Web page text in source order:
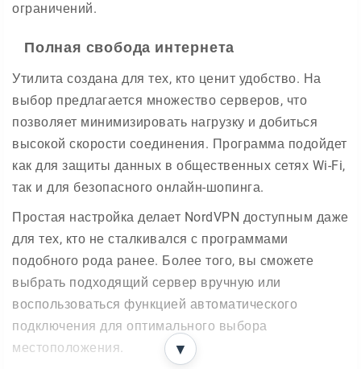
ограничений.
Полная свобода интернета
Утилита создана для тех, кто ценит удобство. На
выбор предлагается множество серверов, что
позволяет минимизировать нагрузку и добиться
высокой скорости соединения. Программа подойдет
как для защиты данных в общественных сетях Wi-Fi,
так и для безопасного онлайн-шопинга.
Простая настройка делает NordVPN доступным даже
для тех, кто не сталкивался с программами
подобного рода ранее. Более того, вы сможете
выбрать подходящий сервер вручную или
воспользоваться функцией автоматического
подключения для оптимального выбора
местоположения.
▼